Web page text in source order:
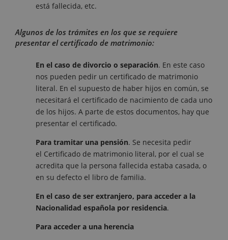
está fallecida, etc.
Algunos de los trámites en los que se requiere
presentar el certificado de matrimonio:
En el caso de divorcio o separación. En este caso
nos pueden pedir un certificado de matrimonio
literal. En el supuesto de haber hijos en común, se
necesitará el certificado de nacimiento de cada uno
de los hijos. A parte de estos documentos, hay que
presentar el certificado.
Para tramitar una pensión. Se necesita pedir
el Certificado de matrimonio literal, por el cual se
acredita que la persona fallecida estaba casada, o
en su defecto el libro de familia.
En el caso de ser extranjero, para acceder a la
Nacionalidad española por residencia.
Para acceder a una herencia